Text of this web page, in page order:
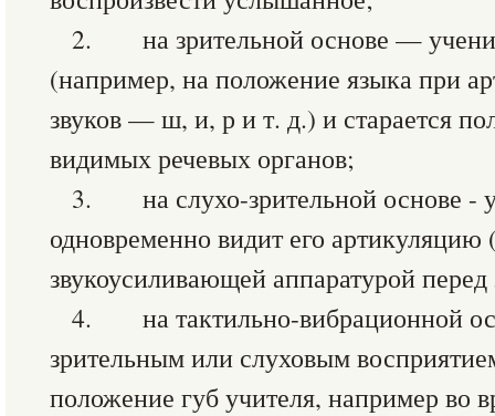
2. на зрительной основе —
(например, на положение языка при
звуков — ш, и, р и т. д.) и старается
видимых речевых органов;
3. на слухо-зрительной основе -
одновременно видит его артикуляцию
звукоусиливающей аппаратурой
4. на тактильно-вибрационной
зрительным или слуховым
положение губ учителя, например во